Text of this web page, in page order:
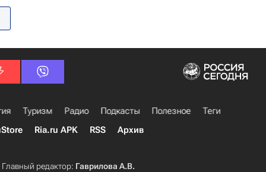
Туризм Радио Подкасты Полезное
Теги
Ria.ru APK RSS Архив
Главный редактор: Гаврилова А.В.